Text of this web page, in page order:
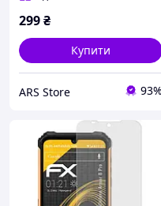
299₴
Купити
ARS Store 93%